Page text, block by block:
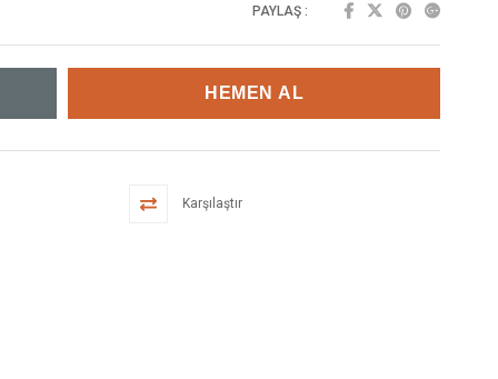
PAYLAŞ :
Karşılaştır